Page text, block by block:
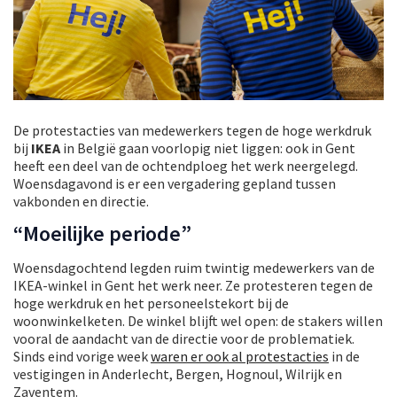
De protestacties van medewerkers tegen de hoge werkdruk
bij IKEA in België gaan voorlopig niet liggen: ook in Gent
heeft een deel van de ochtendploeg het werk neergelegd.
Woensdagavond is er een vergadering gepland tussen
vakbonden en directie.
“Moeilijke periode”
Woensdagochtend legden ruim twintig medewerkers van de
IKEA-winkel in Gent het werk neer. Ze protesteren tegen de
hoge werkdruk en het personeelstekort bij de
woonwinkelketen. De winkel blijft wel open: de stakers willen
vooral de aandacht van de directie voor de problematiek.
Sinds eind vorige weekwaren er ook al protestacties in de
vestigingen in Anderlecht, Bergen, Hognoul, Wilrijk en
Zaventem.